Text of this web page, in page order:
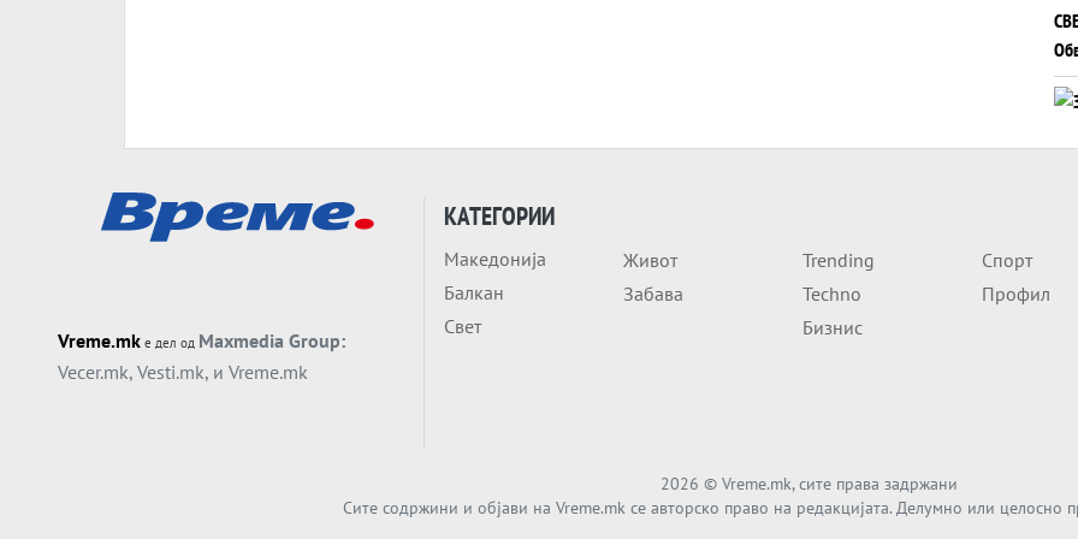
Vreme.mk е дел од Maxmedia Group:
Vecer.mk, Vesti.mk, и Vreme.mk
КАТЕГОРИИ
Македонија
Балкан
Свет
Живот
Забава
Trending
Techno
Бизнис
Спорт
Профил
2026 © Vreme.mk, сите права задржани
Сите содржини и објави на Vreme.mk се авторско право на редакцијата. Делумно или целосно